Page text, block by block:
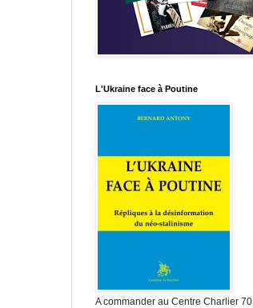
L'Ukraine face à Poutine
A commander au Centre Charlier 70